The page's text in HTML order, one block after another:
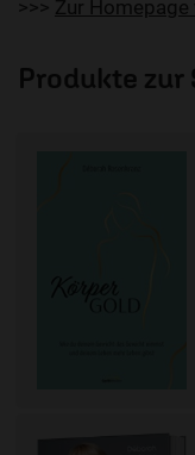
>>> Zur Homepage
Produkte zur